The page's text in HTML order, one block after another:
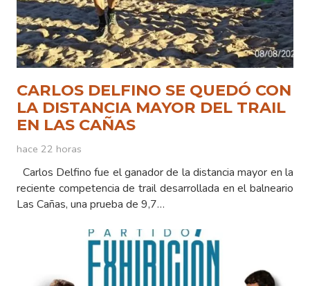
CARLOS DELFINO SE QUEDÓ CON
LA DISTANCIA MAYOR DEL TRAIL
EN LAS CAÑAS
hace 22 horas
Carlos Delfino fue el ganador de la distancia mayor en la
reciente competencia de trail desarrollada en el balneario
Las Cañas, una prueba de 9,7…